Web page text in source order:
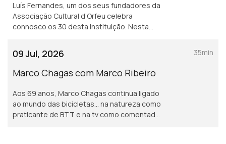
Luís Fernandes, um dos seus fundadores da
Associação Cultural d’Orfeu celebra
connosco os 30 desta instituição. Nesta
09 Jul, 2026
Marco Chagas com Marco Ribeiro
Aos 69 anos, Marco Chagas continua ligado
ao mundo das bicicletas... na natureza como
praticante de BTT e na tv como comentador
35min